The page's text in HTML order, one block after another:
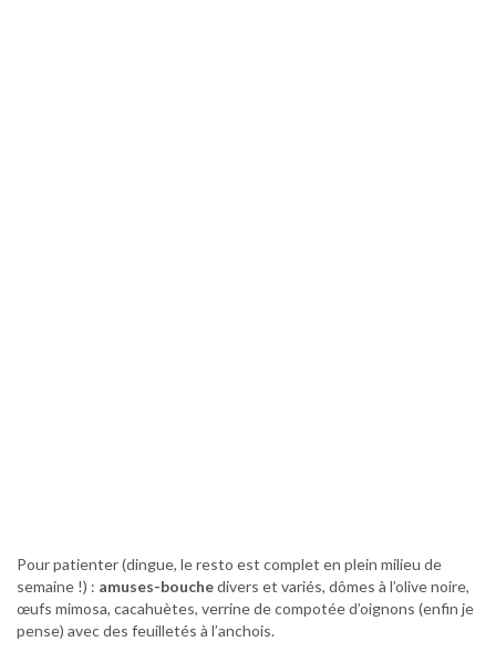
Pour patienter (dingue, le resto est complet en plein milieu de
semaine !) : amuses-bouchedivers et variés, dômes à l’olive noire,
œufs mimosa, cacahuètes, verrine de compotée d’oignons (enfin je
pense) avec des feuilletés à l’anchois.